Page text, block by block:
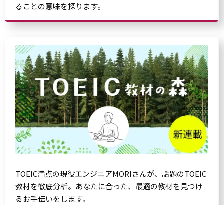
ることの意味を探ります。
TOEIC満点の現役エンジニアMORIさんが、話題のTOEIC
教材を徹底分析。あなたに合った、最適の教材を見つけ
るお手伝いをします。